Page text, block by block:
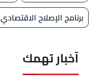
برنامج الإصلاح الاقتصادي
آخبار تهمك